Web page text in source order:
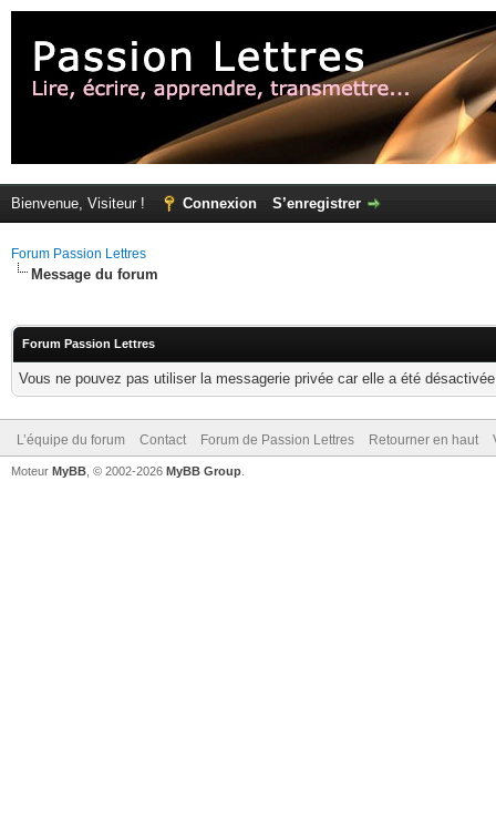
Bienvenue, Visiteur ! Connexion S’enregistrer
Forum Passion Lettres
Message du forum
Forum Passion Lettres
Vous ne pouvez pas utiliser la messagerie privée car elle a été désactivée
L’équipe du forum Contact Forum de Passion Lettres Retourner en haut
Moteur MyBB , © 2002-2026 MyBB Group